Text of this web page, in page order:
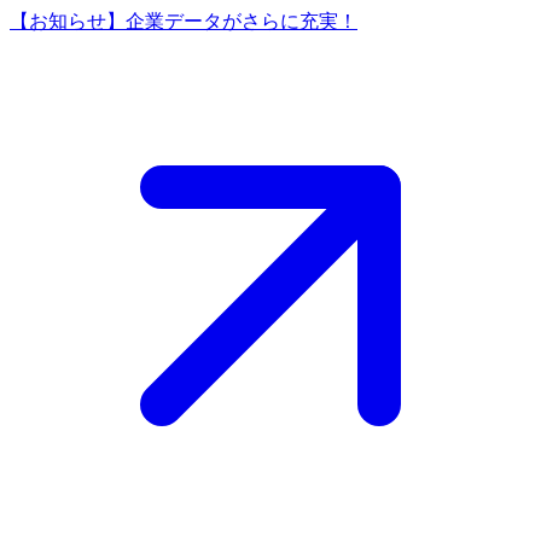
【お知らせ】企業データがさらに充実！